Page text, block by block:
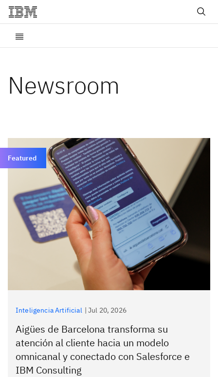
Newsroom
Featured
Inteligencia Artificial |Jul 20, 2026
Aigües de Barcelona transforma su
atención al cliente hacia un modelo
omnicanal y conectado con Salesforce e
IBM Consulting